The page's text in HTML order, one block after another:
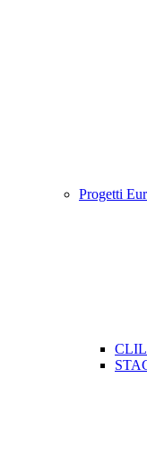
Progetti
CLIL